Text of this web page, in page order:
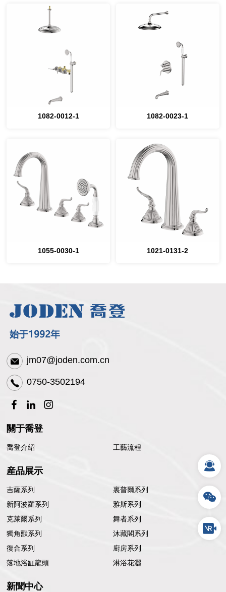
1082-0012-1 1082-0023-1
1055-0030-1 1021-0131-2
jm07@joden.com.cn
0750-3502194
關于喬登
喬登介紹 工藝流程
産品展示
吉薩系列
裏普爾系列
新阿波羅系列
雅斯系列
克萊爾系列
舞者系列
獨角獸系列
沐藏閣系列
復合系列
廚房系列
落地浴缸龍頭
淋浴花灑
新聞中心